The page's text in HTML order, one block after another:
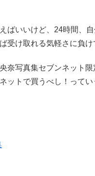
ばいいけど、24時間、自
受け取れる気軽さに負け
奈写真集セブンネット
ットで買うべし！ってい